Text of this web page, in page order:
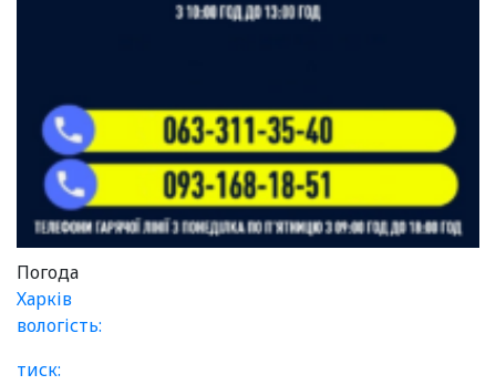
Погода
Харків
вологість:
тиск: